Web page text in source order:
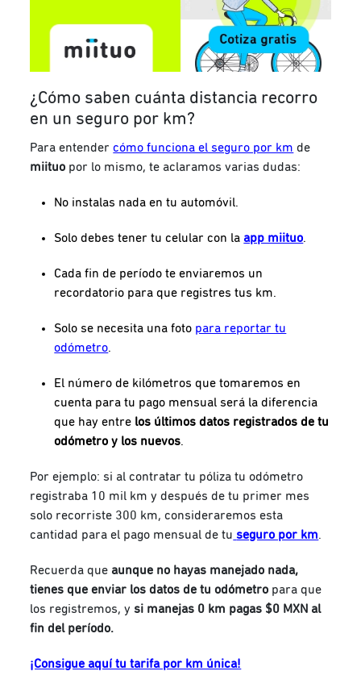
¿Cómo saben cuánta distancia recorro
en un seguro por km?
Para entendercómo funciona el seguro por km de
miituo por lo mismo, te aclaramos varias dudas:
No instalas nada en tu automóvil.
Solo debes tener tu celular con la app miituo.
Cada fin de período te enviaremos un
recordatorio para que registres tus km.
Solo se necesita una foto para reportar tu
odómetro.
El número de kilómetros que tomaremos en
cuenta para tu pago mensual será la diferencia
que hay entre los últimos datos registrados de tu
odómetro y los nuevos.
Por ejemplo: si al contratar tu póliza tu odómetro
registraba 10 mil km y después de tu primer mes
solo recorriste 300 km, consideraremos esta
cantidad para el pago mensual de tu seguro por km.
Recuerda que aunque no hayas manejado nada,
tienes que enviar los datos de tu odómetro para que
los registremos, ysi manejas 0 km pagas $0 MXN al
fin del período.
¡Consigue aquí tu tarifa por km única!